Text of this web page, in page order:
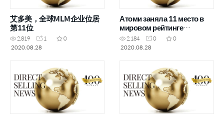
艾多美，全球MLM企业位居
第11位
2,819 1
0
2020.08.28
Атоми заняла 11 место в
мировом рейтинге
компаний прямых продаж
2,184 0
0
2020.08.28